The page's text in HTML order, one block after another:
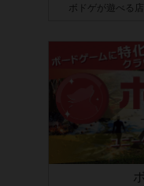
ボドゲが遊べる